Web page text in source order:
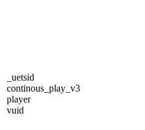
_uetsid
continous_play_v3
player
vuid